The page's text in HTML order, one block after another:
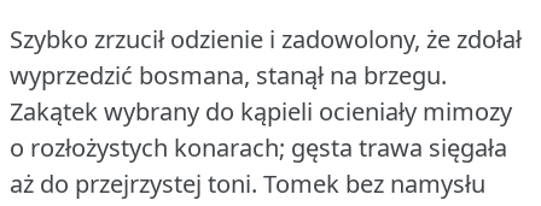
Szybko zrzucił odzienie i zadowolony, że zdołał
wyprzedzić bosmana, stanął na brzegu.
Zakątek wybrany do kąpieli ocieniały mimozy
o rozłożystych konarach; gęsta trawa sięgała
aż do przejrzystej toni. Tomek bez namysłu